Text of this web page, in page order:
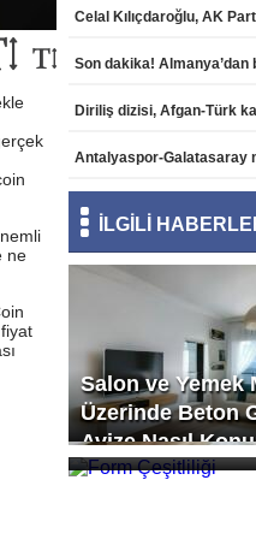
ne
Antalyaspor-Galatasaray
İLGİLİ
Salon ve Yemek
Üzerinde Beton
Avize Nasıl
Form Çeşitliliği